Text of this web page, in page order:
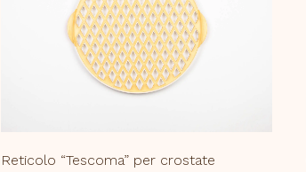
Reticolo “Tescoma” per crostate